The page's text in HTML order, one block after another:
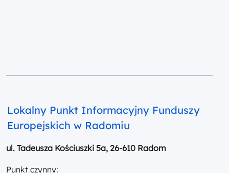
Lokalny Punkt Informacyjny Funduszy
Europejskich w Radomiu
ul. Tadeusza Kościuszki 5a, 26-610 Radom
Punkt czynny: